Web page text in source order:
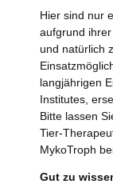
Hier sind nur
aufgrund
und natürlich
langjährigen
Institutes,
Bitte lassen
Tier-
MykoTroph
Gut zu